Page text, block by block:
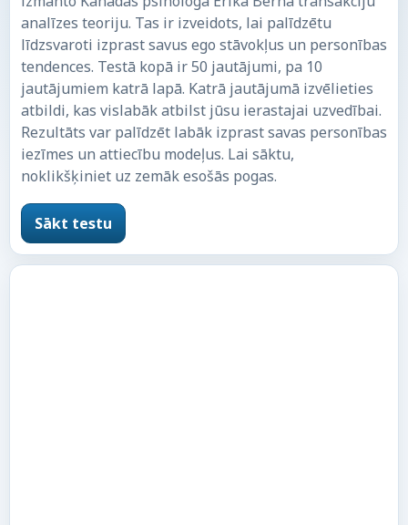
analīzes teoriju. Tas ir izveidots, lai palīdzētu
līdzsvaroti izprast savus ego stāvokļus un personības
tendences. Testā kopā ir 50 jautājumi, pa 10
jautājumiem katrā lapā. Katrā jautājumā izvēlieties
atbildi, kas vislabāk atbilst jūsu ierastajai uzvedībai.
Rezultāts var palīdzēt labāk izprast savas personības
iezīmes un attiecību modeļus. Lai sāktu,
noklikšķiniet uz zemāk esošās pogas.
Sākt testu